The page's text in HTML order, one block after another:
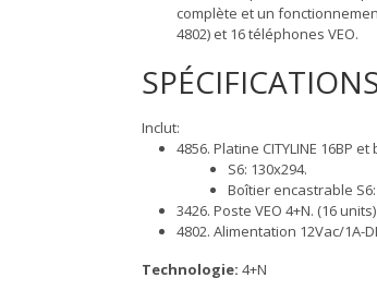
complète et un
4802) et 16 téléphones VEO.
Inclut:
4856. Platine CITYLINE 16BP
S6: 130x294.
Boîtier encastrable S6:
3426. Poste VEO 4+N. (16 units)
4802. Alimentation 12Vac/1A-
Technologie: 4+N